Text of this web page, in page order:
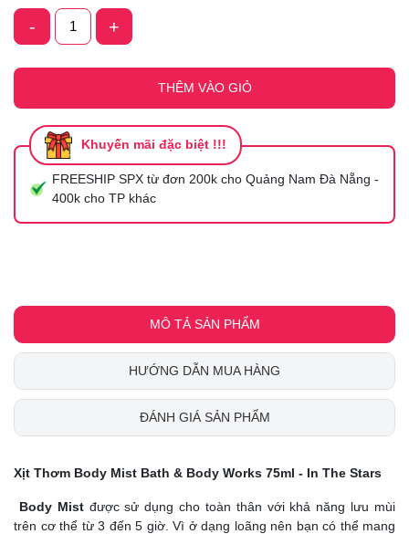
- +
THÊM VÀO GIỎ
Khuyến mãi đặc biệt !!!
FREESHIP SPX từ đơn 200k cho Quảng Nam Đà Nẵng -
400k cho TP khác
MÔ TẢ SẢN PHẨM
HƯỚNG DẪN MUA HÀNG
ĐÁNH GIÁ SẢN PHẨM
Xịt Thơm Body Mist Bath & Body Works 75ml - In The Stars
Body Mistđược sử dụng cho toàn thân với khả năng lưu mùi
trên cơ thể từ 3 đến 5 giờ. Vì ở dạng loãng nên bạn có thể mang